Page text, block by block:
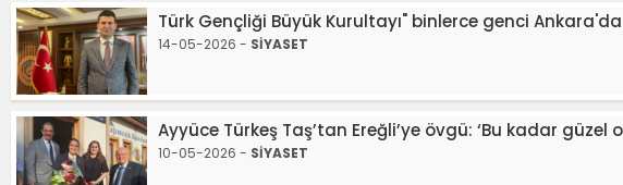
Türk Gençliği Büyük Kurultayı" binlerce genci
14-05-2026 - SİYASET
Ayyüce Türkeş Taş’tan Ereğli’ye övgü: ‘Bu kadar
10-05-2026 - SİYASET